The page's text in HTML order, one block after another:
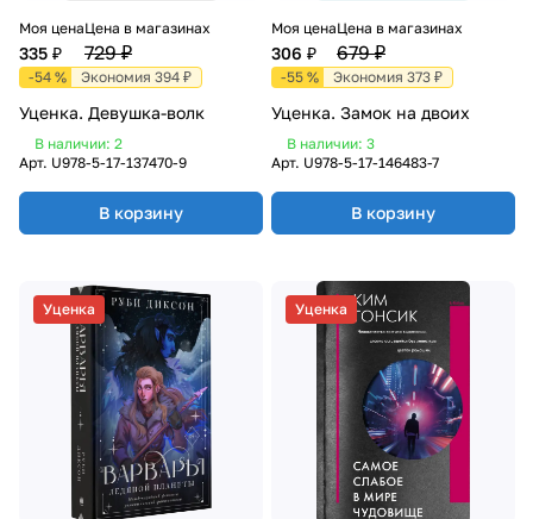
Моя цена
335 ₽
Цена в магазинах
729 ₽
-54 % Экономия 394 ₽
Уценка. Девушка-волк
В наличии: 2
Арт. U978-5-17-137470-9
В корзину
Моя цена
306 ₽
Цена в магазинах
679 ₽
-55 % Экономия 373 ₽
Уценка. Замок на двоих
В наличии: 3
Арт. U978-5-17-146483-7
В корзину
Уценка Уценка